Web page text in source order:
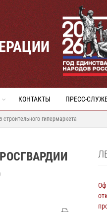
КОНТАКТЫ ПРЕСС-
гипермаркета